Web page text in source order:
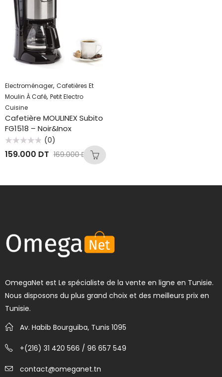
Electroménager, Cafetières Et
Moulin À Café, Petit Electro
Cuisine
Cafetière MOULINEX Subito
FG1518 – Noir&Inox
(0)
159.000 DT 169.000DT
OmegaNet est Le spécialiste de la vente en ligne en Tunisie.
Nous disposons du plus grand choix et des meilleurs prix en
Tunisie.
Av. Habib Bourguiba, Tunis 1095
+(216) 31 420 566 / 96 657 549
contact@omeganet.tn